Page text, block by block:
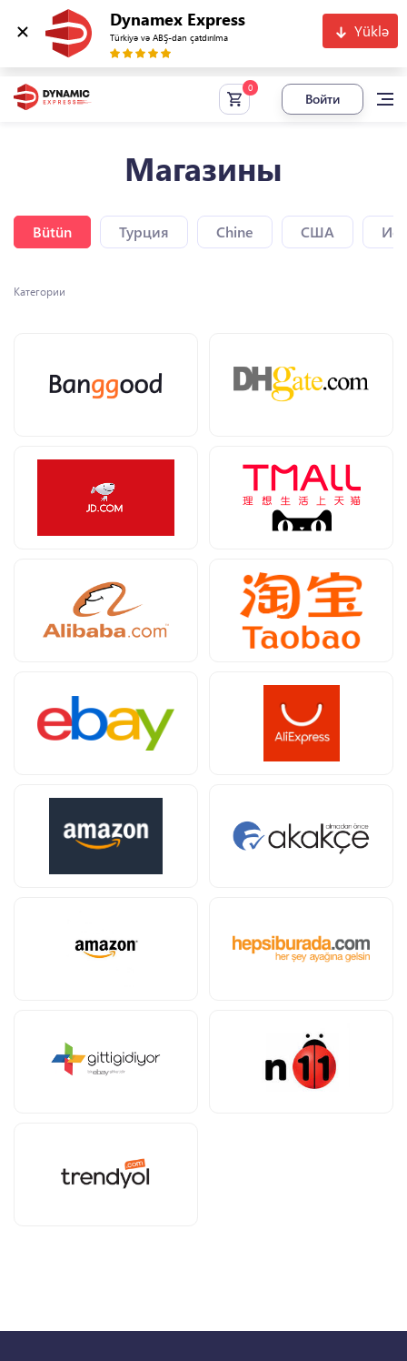
Dynamex Express
Türkiyə və ABŞ-dan çatdırılma Yüklə
Войти
Магазины
Bütün Турция Chine США
Категории